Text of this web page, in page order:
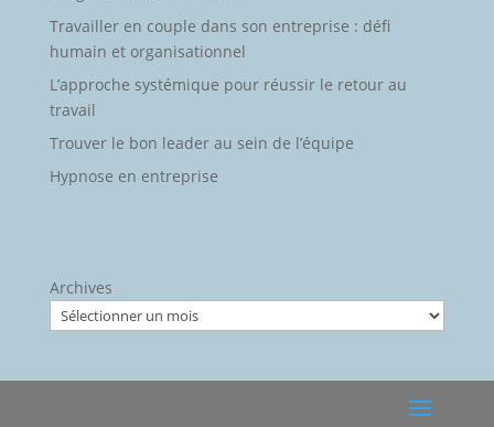
Travailler en couple dans son entreprise : défi
humain et organisationnel
L’approche systémique pour réussir le retour au
travail
Trouver le bon leader au sein de l’équipe
Hypnose en entreprise
Archives